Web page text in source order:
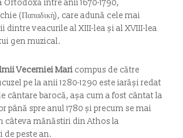
între anii 1670-1790,
(Παπαδικὴ), care adună cele mai
dintre veacurile al XIII-lea şi al XVIII-lea
gen muzical.
Vecerniei Maricompus de către
pe la anii 1280-1290 este iarăşi redat
cântare barocă, aşa cum a fost cântat la
până spre anul 1780 şi precum se mai
câteva mănăstiri din Athos la
de peste an.